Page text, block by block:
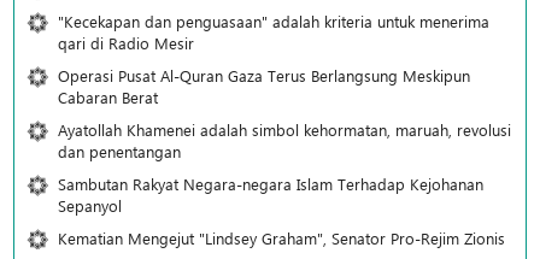
"Kecekapan dan penguasaan" adalah kriteria untuk menerima
qari di Radio Mesir
Operasi Pusat Al-Quran Gaza Terus Berlangsung Meskipun
Cabaran Berat
Ayatollah Khamenei adalah simbol kehormatan, maruah, revolusi
dan penentangan
Sambutan Rakyat Negara-negara Islam Terhadap Kejohanan
Sepanyol
Kematian Mengejut "Lindsey Graham", Senator Pro-Rejim Zionis